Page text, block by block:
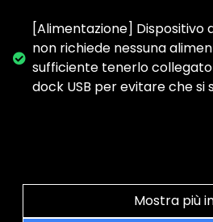
[Alimentazione]
non richiede nessuna
sufficiente tenerlo collegato
dock USB per evitare che si
Mostra più